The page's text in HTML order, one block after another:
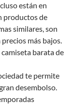
están en
productos de
similares, son
más bajos.
barata de
te permite
desembolso.